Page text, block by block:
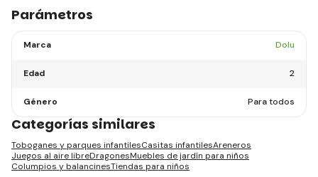
Parámetros
Marca Dolu
Edad 2
Género Para todos
Categorías similares
Toboganes y parques infantilesCasitas infantilesAreneros
Juegos al aire libreDragonesMuebles de jardín para niños
Columpios y balancinesTiendas para niños